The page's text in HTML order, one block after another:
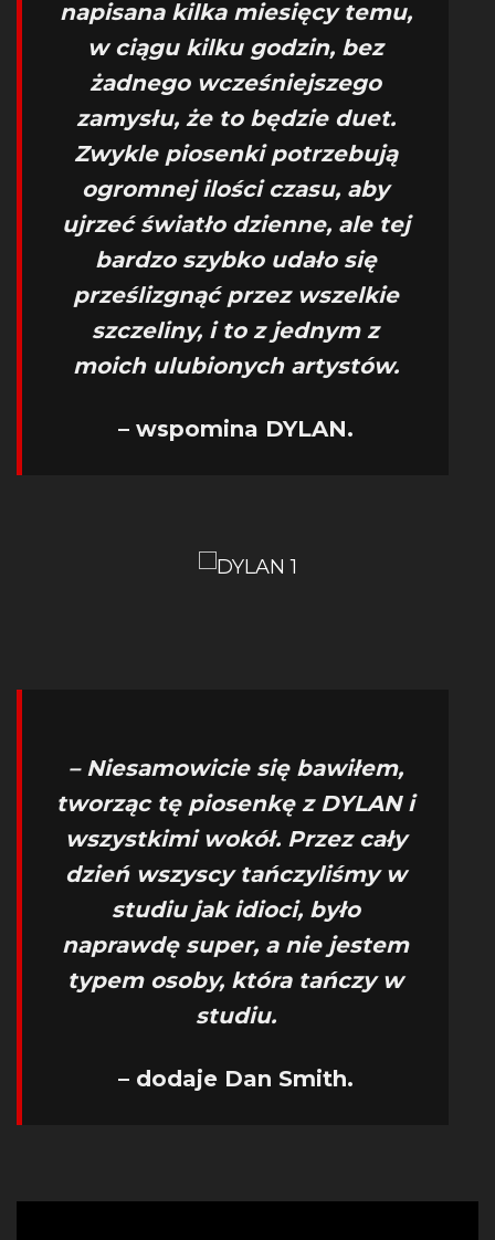
napisana kilka miesięcy temu,
w ciągu kilku godzin, bez
żadnego wcześniejszego
zamysłu, że to będzie duet.
Zwykle piosenki potrzebują
ogromnej ilości czasu, aby
ujrzeć światło dzienne, ale tej
bardzo szybko udało się
prześlizgnąć przez wszelkie
szczeliny, i to z jednym z
moich ulubionych artystów.
– wspomina DYLAN.
– Niesamowicie się bawiłem,
tworząc tę piosenkę z DYLAN i
wszystkimi wokół. Przez cały
dzień wszyscy tańczyliśmy w
studiu jak idioci, było
naprawdę super, a nie jestem
typem osoby, która tańczy w
studiu.
– dodaje Dan Smith.